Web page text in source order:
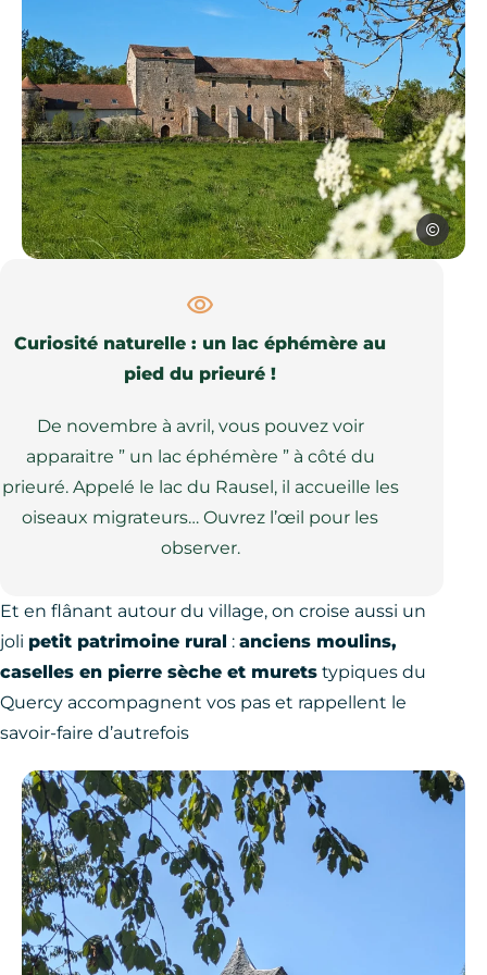
Prieuré de Laramière, © SPL Ouest Aveyron Tourisme
SPL
Curiosité naturelle : un lac éphémère au
pied du prieuré !
De novembre à avril, vous pouvez voir
apparaitre ” un lac éphémère ” à côté du
prieuré. Appelé le lac du Rausel, il accueille les
oiseaux migrateurs… Ouvrez l’œil pour les
observer.
Et en flânant autour du village, on croise aussi un
joli petit patrimoine rural : anciens moulins,
caselles en pierre sèche et murets typiques du
Quercy accompagnent vos pas et rappellent le
savoir-faire d’autrefois